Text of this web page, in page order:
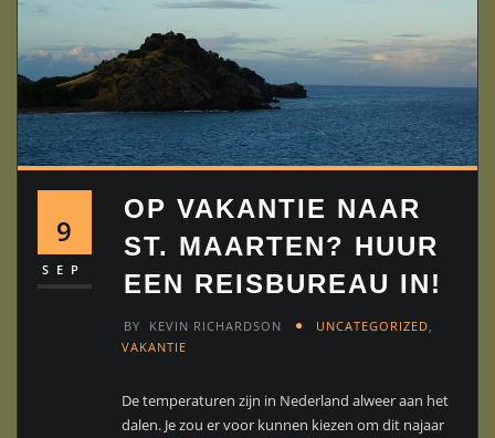
9
SEP
OP VAKANTIE NAAR
ST. MAARTEN? HUUR
EEN REISBUREAU IN!
BY KEVIN RICHARDSON UNCATEGORIZED
VAKANTIE
De temperaturen zijn in Nederland alweer aan het
dalen. Je zou er voor kunnen kiezen om dit najaar